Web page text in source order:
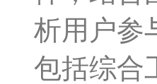
析用户参
包括综合